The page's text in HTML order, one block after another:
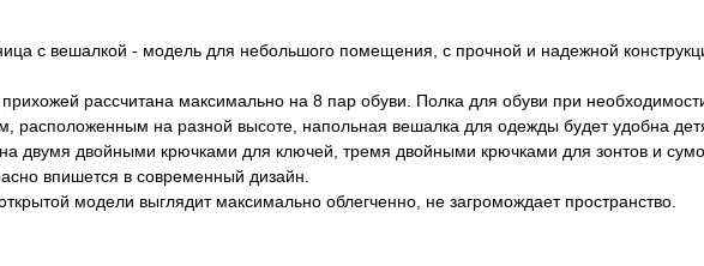
с вешалкой - модель для небольшого помещения, с прочной и надежной
рассчитана максимально на 8 пар обуви. Полка для обуви при
расположенным на разной высоте, напольная вешалка для одежды будет удобна
двумя двойными крючками для ключей, тремя двойными крючками для зонтов и
впишется в современный дизайн.
модели выглядит максимально облегченно, не загромождает пространство.